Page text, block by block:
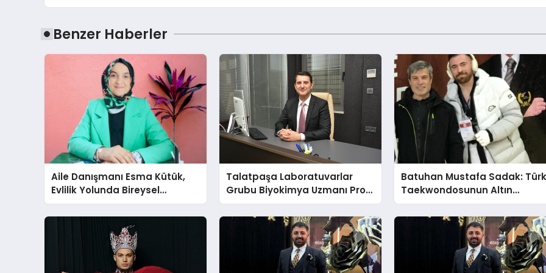
Benzer Haberler
Aile Danışmanı Esma Kütük,
Evlilik Yolunda Bireysel
Farkındalığın ve Sınırların
Gücünü Anlatıyor
Talatpaşa Laboratuvarlar
Grubu Biyokimya Uzmanı Prof.
Dr. Ahmet Var
Batuhan Mustafa Sadak:
Taekwondosunun Altın
Yumruğu